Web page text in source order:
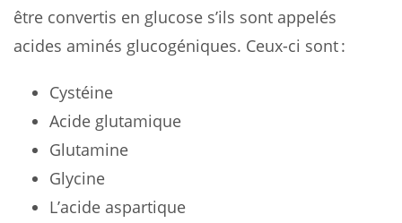
être convertis en glucose s’ils sont appelés
acides aminés glucogéniques. Ceux-ci sont :
Cystéine
Acide glutamique
Glutamine
Glycine
L’acide aspartique